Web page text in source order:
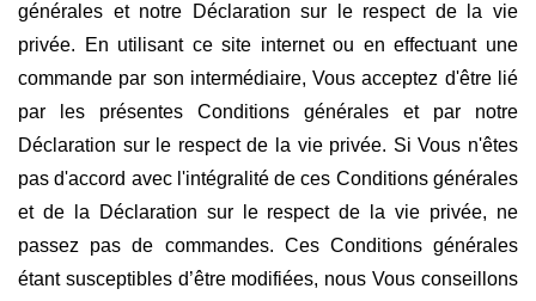
générales et notre Déclaration sur le respect de la vie
privée. En utilisant ce site internet ou en effectuant une
commande par son intermédiaire, Vous acceptez d'être lié
par les présentes Conditions générales et par notre
Déclaration sur le respect de la vie privée. Si Vous n'êtes
pas d'accord avec l'intégralité de ces Conditions générales
et de la Déclaration sur le respect de la vie privée, ne
passez pas de commandes. Ces Conditions générales
étant susceptibles d’être modifiées, nous Vous conseillons